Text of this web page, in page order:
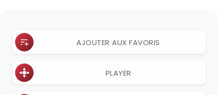
AJOUTER AUX FAVORIS
PLAYER